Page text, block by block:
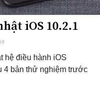
iOS 10.2.1
hệ điều hành iOS
4 bản thử nghiệm trước